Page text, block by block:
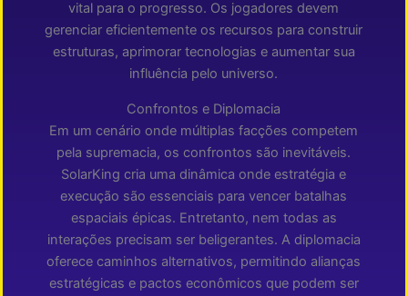
vital para o progresso. Os jogadores devem
gerenciar eficientemente os recursos para construir
estruturas, aprimorar tecnologias e aumentar sua
influência pelo universo.
Confrontos e Diplomacia
Em um cenário onde múltiplas facções competem
pela supremacia, os confrontos são inevitáveis.
SolarKing cria uma dinâmica onde estratégia e
execução são essenciais para vencer batalhas
espaciais épicas. Entretanto, nem todas as
interações precisam ser beligerantes. A diplomacia
oferece caminhos alternativos, permitindo alianças
estratégicas e pactos econômicos que podem ser